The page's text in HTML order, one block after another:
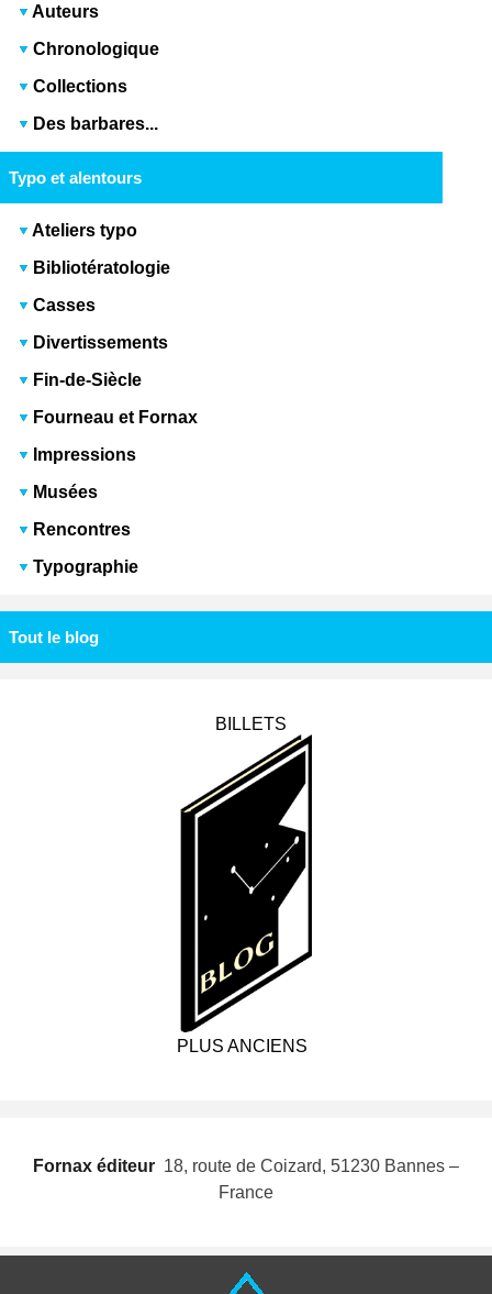
Auteurs
Chronologique
Collections
Des barbares...
Typo et alentours
Ateliers typo
Bibliotératologie
Casses
Divertissements
Fin-de-Siècle
Fourneau et Fornax
Impressions
Musées
Rencontres
Typographie
Tout le blog
BILLETS
PLUS ANCIENS
Fornax éditeur  18, route de Coizard, 51230 Bannes –
France